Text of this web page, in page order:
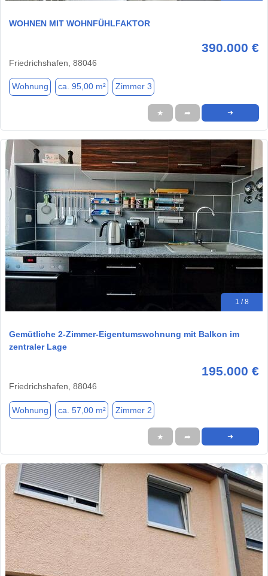
WOHNEN MIT WOHNFÜHLFAKTOR
390.000 €
Friedrichshafen, 88046
Wohnung ca. 95,00 m² Zimmer 3
★ ➦ ➜
1 / 8
Gemütliche 2-Zimmer-Eigentumswohnung mit Balkon im
zentraler Lage
195.000 €
Friedrichshafen, 88046
Wohnung ca. 57,00 m² Zimmer 2
★ ➦ ➜